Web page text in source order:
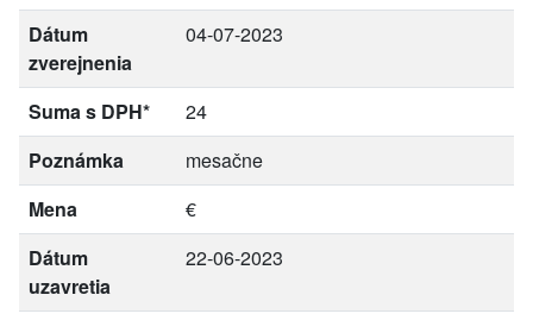
Dátum
zverejnenia
04-07-2023
Suma s DPH*
24
Poznámka
mesačne
Mena
€
Dátum
uzavretia
22-06-2023